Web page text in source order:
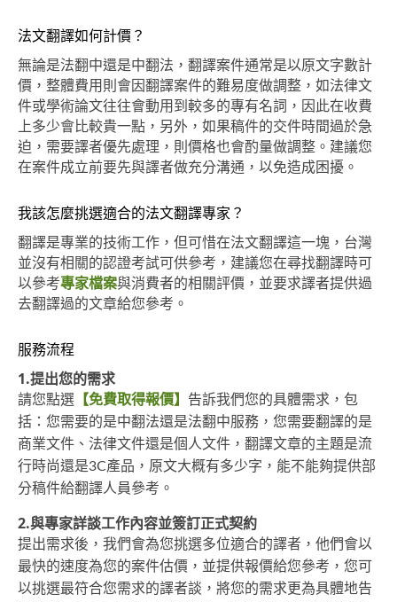
法文翻譯如何計價？
無論是法翻中還是中翻法，翻譯案件通常是以原文字數計
價，整體費用則會因翻譯案件的難易度做調整，如法律文
件或學術論文往往會動用到較多的專有名詞，因此在收費
上多少會比較貴一點，另外，如果稿件的交件時間過於急
迫，需要譯者優先處理，則價格也會酌量做調整。建議您
在案件成立前要先與譯者做充分溝通，以免造成困擾。
我該怎麼挑選適合的法文翻譯專家？
翻譯是專業的技術工作，但可惜在法文翻譯這一塊，台灣
並沒有相關的認證考試可供參考，建議您在尋找翻譯時可
以參考專家檔案與消費者的相關評價，並要求譯者提供過
去翻譯過的文章給您參考。
服務流程
1.提出您的需求
請您點選 【免費取得報價】 告訴我們您的具體需求，包
括：您需要的是中翻法還是法翻中服務，您需要翻譯的是
商業文件、法律文件還是個人文件，翻譯文章的主題是流
行時尚還是3C產品，原文大概有多少字，能不能夠提供部
分稿件給翻譯人員參考。
2.與專家詳談工作內容並簽訂正式契約
提出需求後，我們會為您挑選多位適合的譯者，他們會以
最快的速度為您的案件估價，並提供報價給您參考，您可
以挑選最符合您需求的譯者談，將您的需求更為具體地告